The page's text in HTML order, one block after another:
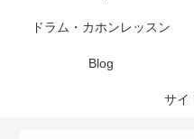
ドラム・カホンレッスン
Blog
サイ